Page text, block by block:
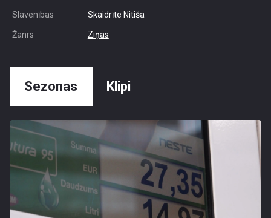
Slavenības Skaidrīte Nitiša
Žanrs Ziņas
Sezonas Klipi